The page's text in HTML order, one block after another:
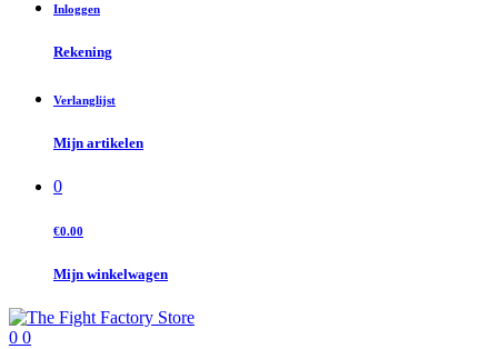
Inloggen
Rekening
Verlanglijst
Mijn artikelen
0
€0.00
Mijn winkelwagen
0 0